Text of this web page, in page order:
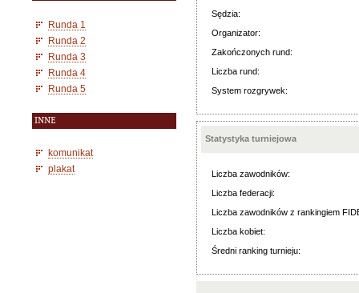
Runda 1
Runda 2
Runda 3
Runda 4
Runda 5
INNE
komunikat
plakat
Sędzia:
Organizator:
Zakończonych rund:
Liczba rund:
System rozgrywek:
Statystyka turniejowa
Liczba zawodników:
Liczba federacji:
Liczba zawodników z rankingiem
Liczba kobiet:
Średni ranking turnieju: